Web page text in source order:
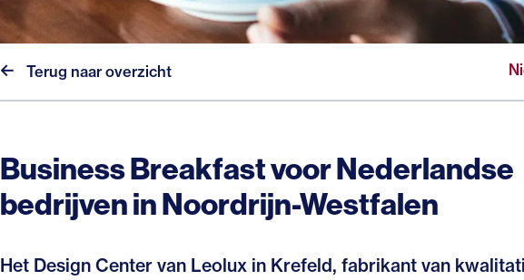
Terug naar overzicht
Business Breakfast voor Nederlandse
bedrijven in Noordrijn-Westfalen
Het Design Center van Leolux in Krefeld, fabrikant van